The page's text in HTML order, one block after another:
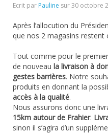
Ecrit par Pauline sur30 octobre
Après l’allocution du
que nos 2 magasins restent
Tout comme pour le
de nouveau la livraison à
gestes barrières. Notre
produits en donnant la
accès à la qualité.
Nous assurons donc une
15km autour de Frahier.
sinon il s’agira d’un